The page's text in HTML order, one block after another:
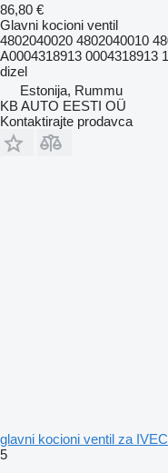
86,80 €
Glavni kocioni ventil
4802040020 4802040010
A0004318913 0004318913
dizel
Estonija, Rummu
KB AUTO EESTI OÜ
Kontaktirajte prodavca
glavni kocioni ventil za
5